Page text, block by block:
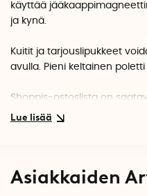
käyttää
ja kynä.
Kuitit ja tarjouslipukkeet
avulla. Pieni keltainen
Shoppis-ostoslista on
Asiakkaiden